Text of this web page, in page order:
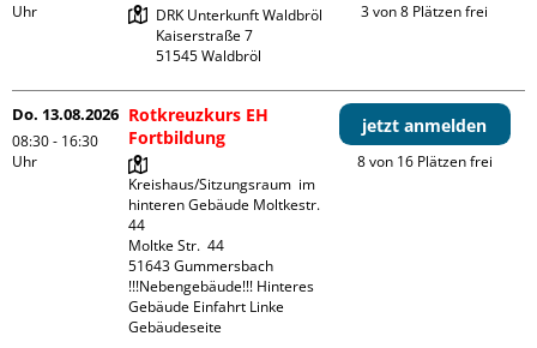
Uhr
DRK Unterkunft Waldbröl
Kaiserstraße 7
3 von 8 Plätzen frei
Do. 13.08.2026
08:30 - 16:30
Uhr
Rotkreuzkurs EH
Fortbildung
Kreishaus/Sitzungsraum  im
hinteren Gebäude Moltkestr.
44
Moltke Str.  44
51643 Gummersbach
!!!Nebengebäude!!! Hinteres
Gebäude Einfahrt Linke
Gebäudeseite
jetzt anmelden
8 von 16 Plätzen frei